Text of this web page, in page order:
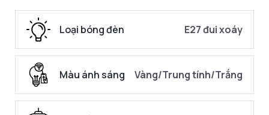
Loại bóng đèn E27 đui xoáy
Màu ánh sáng Vàng/Trung tính/Trắng